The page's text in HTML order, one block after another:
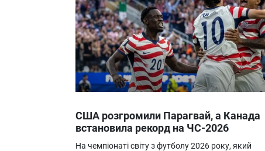
США розгромили Парагвай, а Канада
встановила рекорд на ЧС-2026
На чемпіонаті світу з футболу 2026 року, який